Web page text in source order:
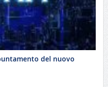
del nuovo